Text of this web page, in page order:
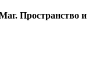
Пространство и